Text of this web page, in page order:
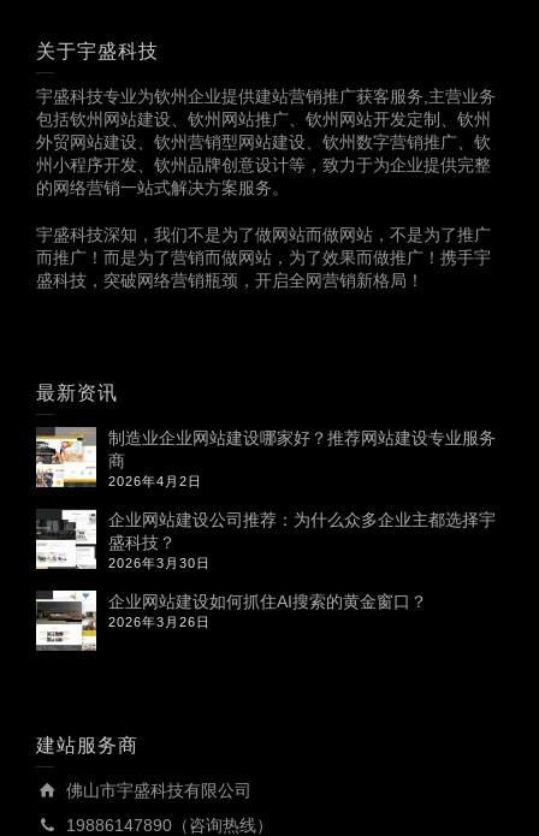
关于宇盛科技
宇盛科技专业为钦州企业提供建站营销推广获客服务,主营业务
包括钦州网站建设、钦州网站推广、钦州网站开发定制、钦州
外贸网站建设、钦州营销型网站建设、钦州数字营销推广、钦
州小程序开发、钦州品牌创意设计等，致力于为企业提供完整
的网络营销一站式解决方案服务。
宇盛科技深知，我们不是为了做网站而做网站，不是为了推广
而推广！而是为了营销而做网站，为了效果而做推广！携手宇
盛科技，突破网络营销瓶颈，开启全网营销新格局！
最新资讯
制造业企业网站建设哪家好？推荐网站建设专业服务
商
2026年4月2日
企业网站建设公司推荐：为什么众多企业主都选择宇
盛科技？
2026年3月30日
企业网站建设如何抓住AI搜索的黄金窗口？
2026年3月26日
建站服务商
佛山市宇盛科技有限公司
19886147890（咨询热线）